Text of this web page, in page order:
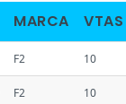
MARCA VTAS
F2 10
F2 10